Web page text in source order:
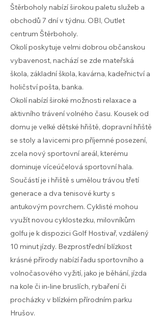
Štěrboholy nabízí širokou paletu služeb a
obchodů 7 dní v týdnu. OBI, Outlet
centrum Štěrboholy.
Okolí poskytuje velmi dobrou občanskou
vybavenost, nachází se zde mateřská
škola, základní škola, kavárna, kadeřnictví a
holičství pošta, banka.
Okolí nabízí široké možnosti relaxace a
aktivního trávení volného času. Kousek od
domu je velké dětské hřiště, dopravní hřiště
se stoly a lavicemi pro příjemné posezení,
zcela nový sportovní areál, kterému
dominuje víceúčelová sportovní hala.
Součástí je i hřiště s umělou trávou třetí
generace a dva tenisové kurty s
antukovým povrchem. Cyklisté mohou
využít novou cyklostezku, milovníkům
golfu je k dispozici Golf Hostivař, vzdálený
10 minut jízdy. Bezprostřední blízkost
krásné přírody nabízí řadu sportovního a
volnočasového vyžití, jako je běhání, jízda
na kole či in-line bruslích, rybaření či
procházky v blízkém přírodním parku
Hrušov.